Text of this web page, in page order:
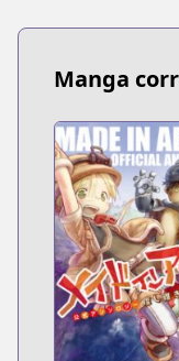
Manga